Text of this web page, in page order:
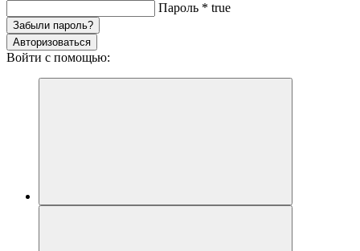
Пароль * true
Забыли пароль?
Авторизоваться
Войти с помощью: